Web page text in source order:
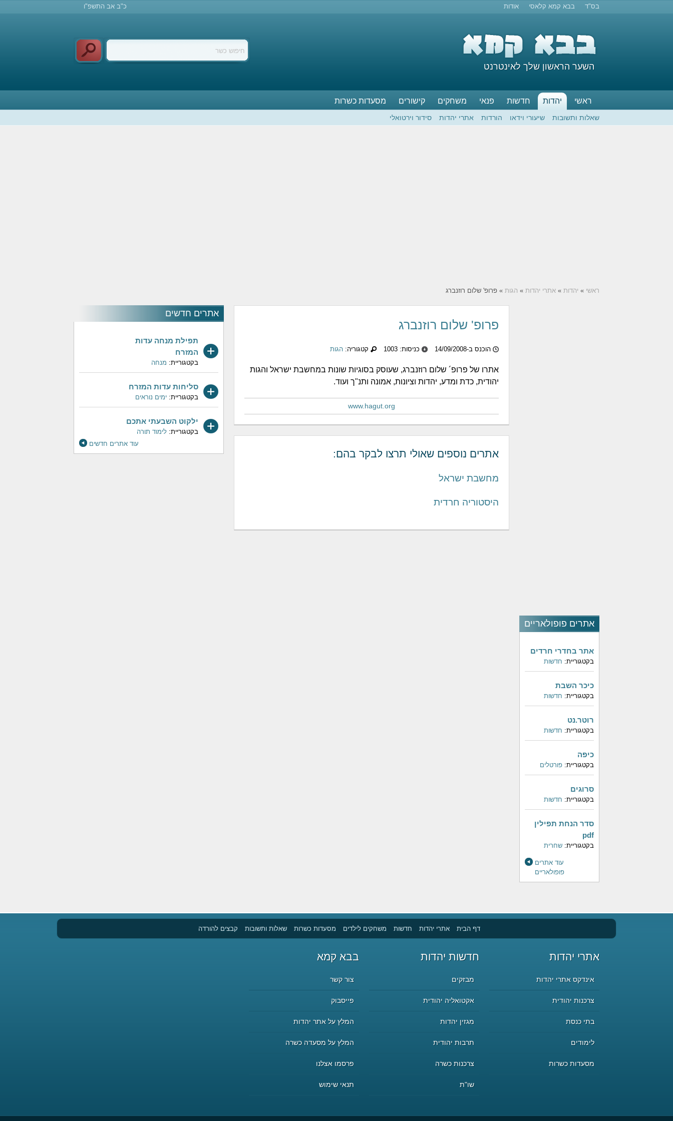
בס"ד בבא קמא קלאסי אודות כ"ב אב התשפ"ו
השער הראשון שלך לאינטרנט
ראשי יהדות חדשות פנאי משחקים קישורים מסעדות כשרות
שאלות ותשובות שיעורי וידאו הורדות אתרי יהדות סידור וירטואלי
ראשי » יהדות » אתרי יהדות » הגות » פרופ' שלום רוזנברג
אתרים פופולאריים
אתר בחדרי חרדים
בקטגוריית: חדשות
כיכר השבת
בקטגוריית: חדשות
רוטר.נט
בקטגוריית: חדשות
כיפה
בקטגוריית: פורטלים
סרוגים
בקטגוריית: חדשות
סדר הנחת תפילין
pdf
בקטגוריית: שחרית
עוד אתרים
פופולאריים
אתרים חדשים
תפילת מנחה עדות
המזרח
בקטגוריית: מנחה
סליחות עדות המזרח
בקטגוריית: ימים נוראים
ילקוט השבעתי אתכם
בקטגוריית: לימוד תורה
עוד אתרים חדשים
פרופ' שלום רוזנברג
הוכנס ב-14/09/2008 כניסות: 1003 קטגוריה: הגות
אתרו של פרופ´ שלום רוזנברג, שעוסק בסוגיות שונות במחשבת ישראל והגות
יהודית, כדת ומדע, יהדות וציונות, אמונה ותנ"ך ועוד.
www.hagut.org
אתרים נוספים שאולי תרצו לבקר בהם:
מחשבת ישראל
היסטוריה חרדית
דף הבית אתרי יהדות חדשות משחקים לילדים מסעדות כשרות שאלות ותשובות קבצים להורדה
אתרי יהדות
אינדקס אתרי יהדות
צרכנות יהודית
בתי כנסת
לימודים
מסעדות כשרות
חדשות יהדות
מבזקים
אקטואליה יהודית
מגזין יהדות
תרבות יהודית
צרכנות כשרה
שו"ת
בבא קמא
צור קשר
פייסבוק
המלץ על אתר יהדות
המלץ על מסעדה כשרה
פרסמו אצלנו
תנאי שימוש